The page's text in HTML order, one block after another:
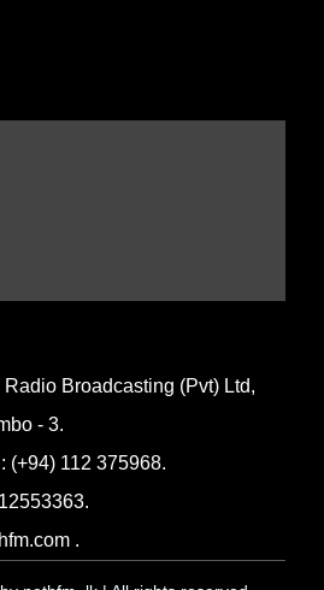
Broadcasting (Pvt) Ltd,
- 3.
(+94) 112 375968.
.